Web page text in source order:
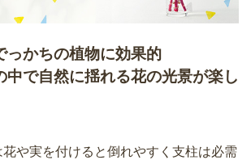
っかちの植物に効果的
中で自然に揺れる花の光景が楽し
や実を付けると倒れやすく支柱は必需